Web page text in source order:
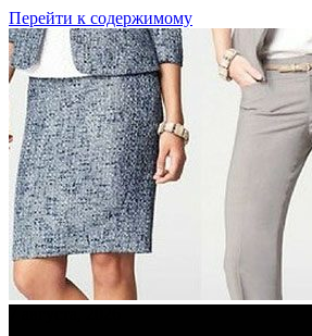
Перейти к содержимому